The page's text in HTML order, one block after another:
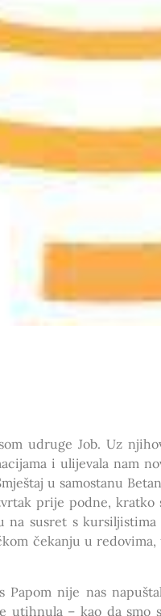
udruge Job. Uz
i ulijevala nam
u samostanu
prije podne, kratko
susret s kursiljistima
čekanju u redovima,
nije nas
utihnula – kao da smo